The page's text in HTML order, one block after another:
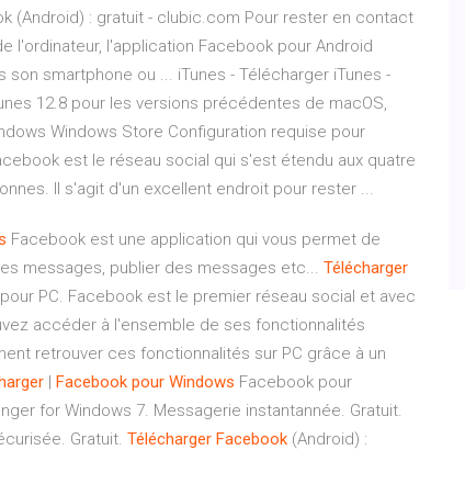
(Android) : gratuit - clubic.com Pour rester en contact
l'ordinateur, l'application Facebook pour Android
smartphone ou ... iTunes - Télécharger iTunes -
12.8 pour les versions précédentes de macOS,
Windows Store Configuration requise pour
est le réseau social qui s'est étendu aux quatre
Il s'agit d'un excellent endroit pour rester ...
Facebook est une application qui vous permet de
messages, publier des messages etc... Télécharger
PC. Facebook est le premier réseau social et avec
accéder à l'ensemble de ses fonctionnalités
retrouver ces fonctionnalités sur PC grâce à un
| Facebook pour Windows Facebook pour
for Windows 7. Messagerie instantannée. Gratuit.
Gratuit. Télécharger Facebook (Android) :